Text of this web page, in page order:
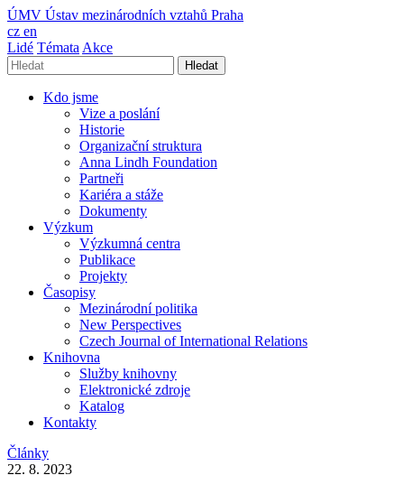
ÚMV Ústav mezinárodních vztahů Praha
cz en
Lidé Témata Akce
Hledat
Kdo jsme
Vize a poslání
Historie
Organizační struktura
Anna Lindh Foundation
Partneři
Kariéra a stáže
Dokumenty
Výzkum
Výzkumná centra
Publikace
Projekty
Časopisy
Mezinárodní politika
New Perspectives
Czech Journal of International Relations
Knihovna
Služby knihovny
Elektronické zdroje
Katalog
Kontakty
Články
22. 8. 2023